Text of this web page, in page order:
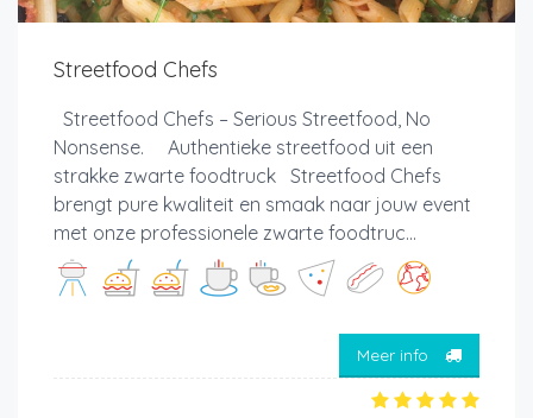
Streetfood Chefs
Streetfood Chefs – Serious Streetfood, No
Nonsense. Authentieke streetfood uit een
strakke zwarte foodtruck Streetfood Chefs
brengt pure kwaliteit en smaak naar jouw event
met onze professionele zwarte foodtruc...
Meer info